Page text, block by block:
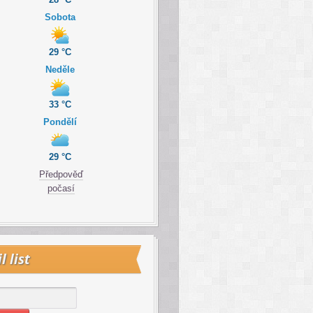
Sobota
29 °C
Neděle
33 °C
Pondělí
29 °C
Předpověď
počasí
list